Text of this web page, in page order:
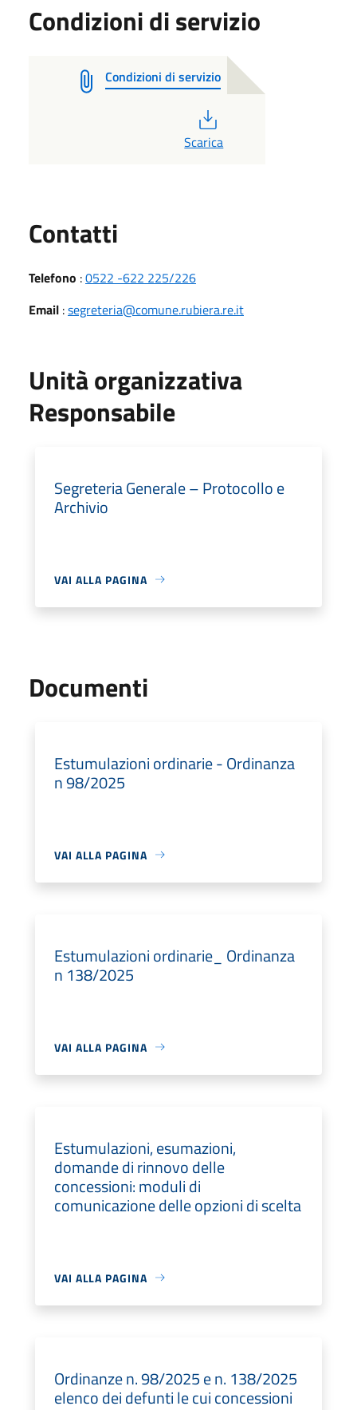
Condizioni di servizio
Condizioni di servizio
Scarica
Contatti
Telefono :0522 -622 225/226
Email :segreteria@comune.rubiera.re.it
Unità organizzativa
Responsabile
Segreteria Generale – Protocollo e
Archivio
VAI ALLA PAGINA
Documenti
Estumulazioni ordinarie - Ordinanza
n 98/2025
VAI ALLA PAGINA
Estumulazioni ordinarie_ Ordinanza
n 138/2025
VAI ALLA PAGINA
Estumulazioni, esumazioni,
domande di rinnovo delle
concessioni: moduli di
comunicazione delle opzioni di scelta
VAI ALLA PAGINA
Ordinanze n. 98/2025 e n. 138/2025
elenco dei defunti le cui concessioni